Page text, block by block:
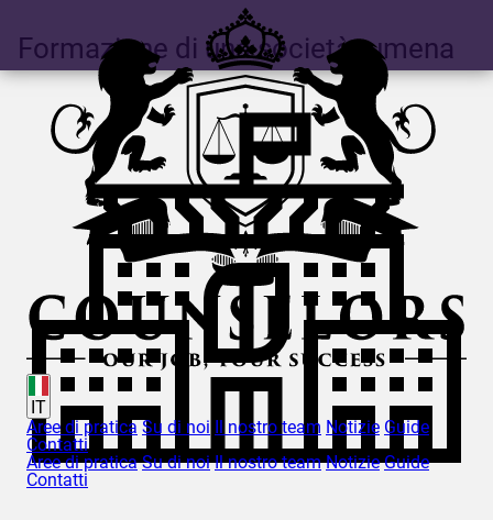
IT
Aree di pratica Su di noi Il nostro team Notizie Guide
Contatti
Aree di pratica Su di noi Il nostro team Notizie Guide
Contatti
Formazione di una società rumena